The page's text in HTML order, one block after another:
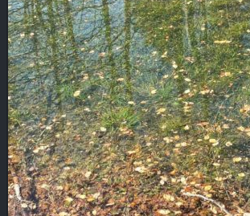
CMENTARZE
POZOSTAŁE
PANORAMY
PANORAMY CYLINDRYCZNE
CMENTARZE
SŁOWACKIE ZAMKI
WYSOWA
BESKID NISKI
GÓRY
TATRY
POZOSTAŁE
Blog